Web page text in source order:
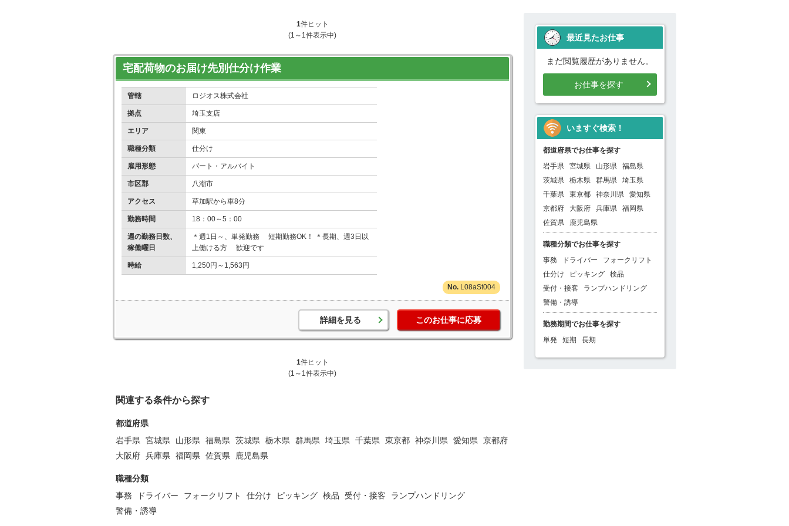
1件ヒット
(1～1件表示中)
宅配荷物のお届け先別仕分け作業
管轄 ロジオス株式会社
拠点 埼玉支店
エリア 関東
職種分類 仕分け
雇用形態 パート・アルバイト
市区郡 八潮市
アクセス 草加駅から車8分
勤務時間 18：00～5：00
週の勤務日数、
稼働曜日
＊週1日～、単発勤務 短期勤務OK！ ＊長期、週3日以
上働ける方 歓迎です
時給 1,250円～1,563円
L08aSt004
詳細を見る このお仕事に応募
1件ヒット
(1～1件表示中)
関連する条件から探す
都道府県
岩手県 宮城県 山形県 福島県 茨城県 栃木県 群馬県 埼玉県 千葉県 東京都 神奈川県 愛知県 京都府
大阪府 兵庫県 福岡県 佐賀県 鹿児島県
職種分類
事務
ドライバー フォークリフト 仕分け ピッキング 検品 受付・接客
ランプハンドリング
警備・誘導
最近見たお仕事
まだ閲覧履歴がありません。
お仕事を探す
いますぐ検索！
都道府県でお仕事を探す
岩手県
宮城県 山形県
福島県
茨城県
栃木県 群馬県
埼玉県
千葉県
東京都 神奈川県
愛知県
京都府
大阪府 兵庫県
福岡県
佐賀県
鹿児島県
職種分類でお仕事を探す
事務
ドライバー
フォークリフト
仕分け
ピッキング
検品
受付・接客
ランプハンドリング
警備・誘導
勤務期間でお仕事を探す
単発
短期 長期